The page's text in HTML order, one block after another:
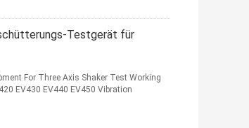
Testgerät für
For Three Axis Shaker Test Working
EV430 EV440 EV450 Vibration